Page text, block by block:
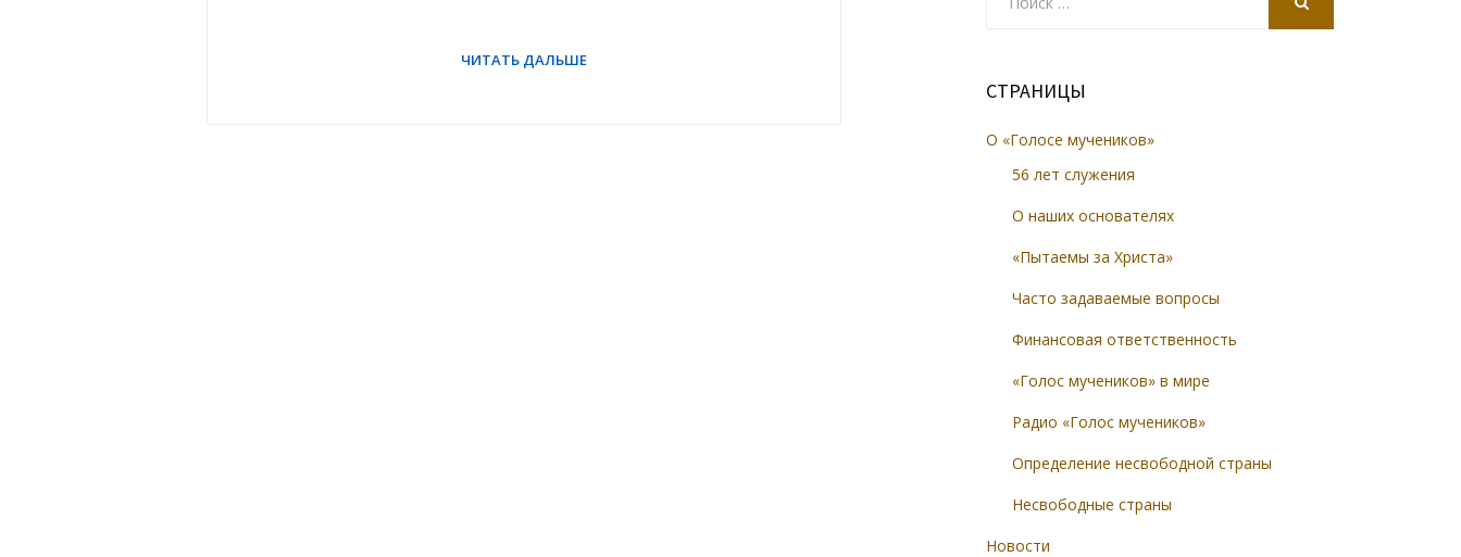
СТРАНИЦЫ
О «Голосе мучеников»
56 лет служения
О наших основателях
«Пытаемы за Христа»
Часто задаваемые вопросы
Финансовая ответственность
«Голос мучеников» в мире
Радио «Голос мучеников»
Определение несвободной страны
Несвободные страны
Новости